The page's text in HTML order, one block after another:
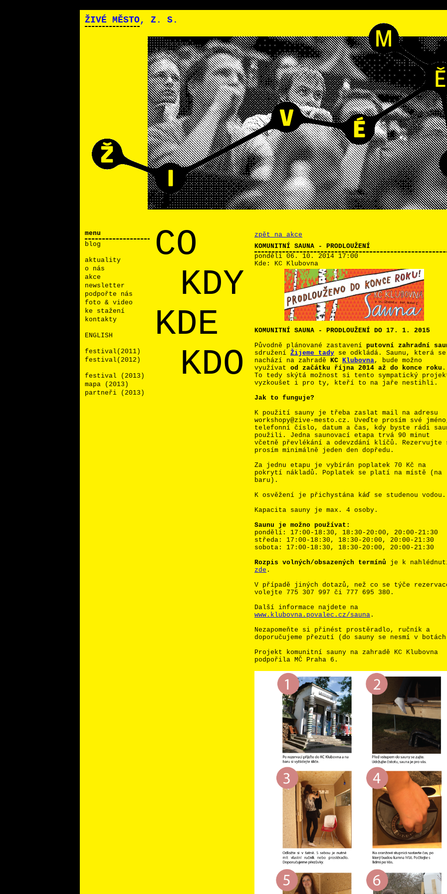
ŽIVÉ MĚSTO, Z. S.
menu
blog
aktuality
o nás
akce
newsletter
podpořte nás
foto & video
ke stažení
kontakty
ENGLISH
festival(2011)
festival(2012)
festival (2013)
mapa (2013)
partneři (2013)
CO
KDY
KDE
KDO
zpět na akce
KOMUNITNÍ SAUNA - PRODLOUŽENÍ
pondělí 06. 10. 2014 17:00
Kde: KC Klubovna
KOMUNITNÍ SAUNA - PRODLOUŽENÍ DO 17. 1. 2015
Původně plánované zastavení putovní zahradní
sdružení Žijeme tady se odkládá. Saunu, která se
nachází na zahradě KC Klubovna, bude možno
využívat od začátku října 2014 až do konce roku .
To tedy skýtá možnost si tento sympatický
vyzkoušet i pro ty, kteří to na jaře nestihli.
Jak to funguje?
K použití sauny je třeba zaslat mail na adresu
workshopy@zive-mesto.cz. Uveďte prosím své
telefonní číslo, datum a čas, kdy byste rádi
použili. Jedna saunovací etapa trvá 90 minut
včetně převlékání a odevzdání klíčů. Rezervujte
prosím minimálně jeden den dopředu.
Za jednu etapu je vybírán poplatek 70 Kč na
pokrytí nákladů. Poplatek se platí na místě (na
baru).
K osvěžení je přichystána káď se studenou vodou.
Kapacita sauny je max. 4 osoby.
Saunu je možno používat:
pondělí: 17:00-18:30, 18:30-20:00, 20:00-21:30
středa: 17:00-18:30, 18:30-20:00, 20:00-21:30
sobota: 17:00-18:30, 18:30-20:00, 20:00-21:30
Rozpis volných/obsazených termínů je k
zde .
V případě jiných dotazů, než co se týče
volejte 775 307 997 či 777 695 380.
Další informace najdete na
www.klubovna.povalec.cz/sauna .
Nezapomeňte si přinést prostěradlo, ručník a
doporučujeme přezutí (do sauny se nesmí v
Projekt komunitní sauny na zahradě KC Klubovna
podpořila MČ Praha 6.